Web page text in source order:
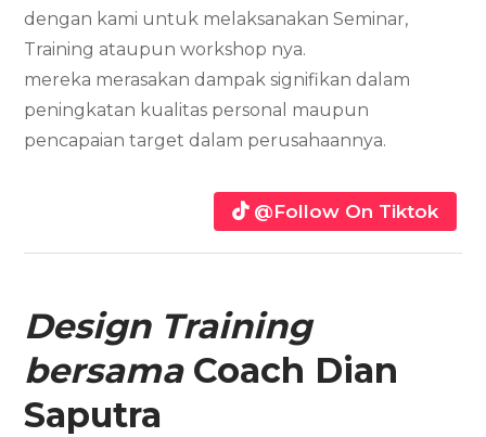
dengan kami untuk melaksanakan Seminar,
Training ataupun workshop nya.
mereka merasakan dampak signifikan dalam
peningkatan kualitas personal maupun
pencapaian target dalam perusahaannya.
@Follow On Tiktok
Design Training
bersama Coach Dian
Saputra